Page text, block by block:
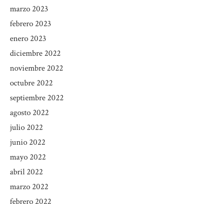
marzo 2023
febrero 2023
enero 2023
diciembre 2022
noviembre 2022
octubre 2022
septiembre 2022
agosto 2022
julio 2022
junio 2022
mayo 2022
abril 2022
marzo 2022
febrero 2022